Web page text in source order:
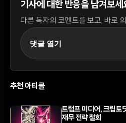
기사에 대한 반응을 남겨보세
다른 독자의 코멘트를 보고, 바로
댓글 열기
추천 아티클
트럼프 미디어, 크립토
재무 전략 철회